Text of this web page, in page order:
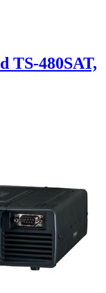
TS-480SAT,